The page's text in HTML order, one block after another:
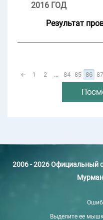
2016 ГОД
Результат
← 1 2 ... 84 85 86 87
2006 - 2026 Официальный
Выделите ее